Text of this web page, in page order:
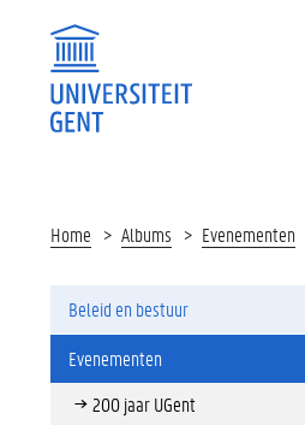
Home Albums Evenementen
Beleid en bestuur
Evenementen
200 jaar UGent